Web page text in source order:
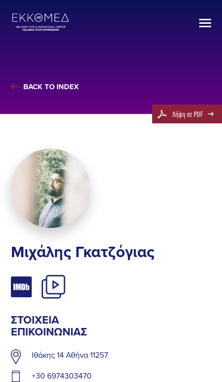
BACK TO INDEX
Λήψη σε PDF
Μιχάλης Γκατζόγιας
ΣΤΟΙΧΕΊΑ
ΕΠΙΚΟΙΝΩΝΊΑΣ
Ιθάκης 14 Αθήνα 11257
+30 6974303470